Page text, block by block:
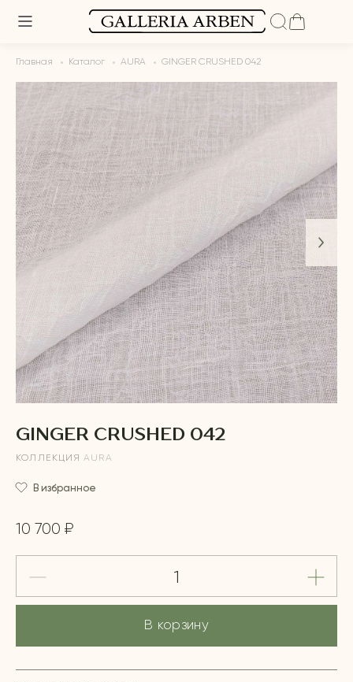
Главная Каталог AURA GINGER CRUSHED 042
GINGER CRUSHED 042
КОЛЛЕКЦИЯ AURA
В избранное
10 700 ₽
В корзину